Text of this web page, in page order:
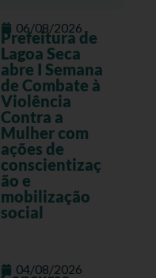
06/08/2026
Prefeitura de
Lagoa Seca
abre I Semana
de Combate à
Violência
Contra a
Mulher com
ações de
conscientizaç
ão e
mobilização
social
04/08/2026